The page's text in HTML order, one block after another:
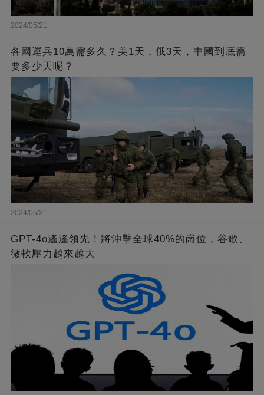
2024/05/21
各國運兵10萬需多久？美1天，俄3天，中國到底需
要多少天呢？
2024/05/21
GPT-4o遙遙領先！將沖擊全球40%的崗位，谷歌、
微軟壓力越來越大